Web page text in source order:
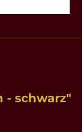
- schwarz"